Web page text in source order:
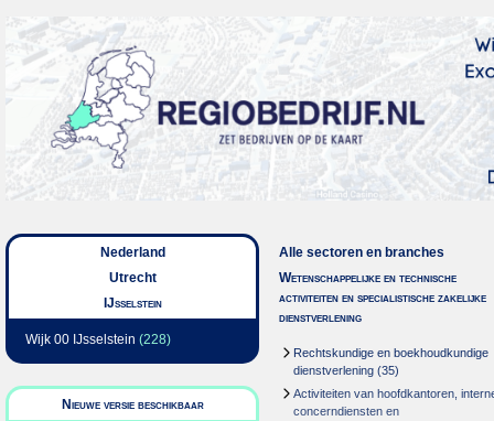
Nederland
Utrecht
IJsselstein
Wijk 00 IJsselstein (228)
Nieuwe versie beschikbaar
Alle sectoren en branches
Wetenschappelijke en technische
activiteiten en specialistische zakelijke
dienstverlening
Rechtskundige en boekhoudkundige
dienstverlening (35)
Activiteiten van hoofdkantoren,
concerndiensten en